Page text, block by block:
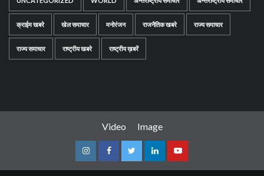
क्राईम खबरे खेल समाचार मनोरंजन राजनैतिक खबरे राज्य समाचार
राज्य समाचार राष्ट्रीय खबरे राष्ट्रीय ख़बरें
Video Image
InstagramFacebookTwitterLinkedinYoutube